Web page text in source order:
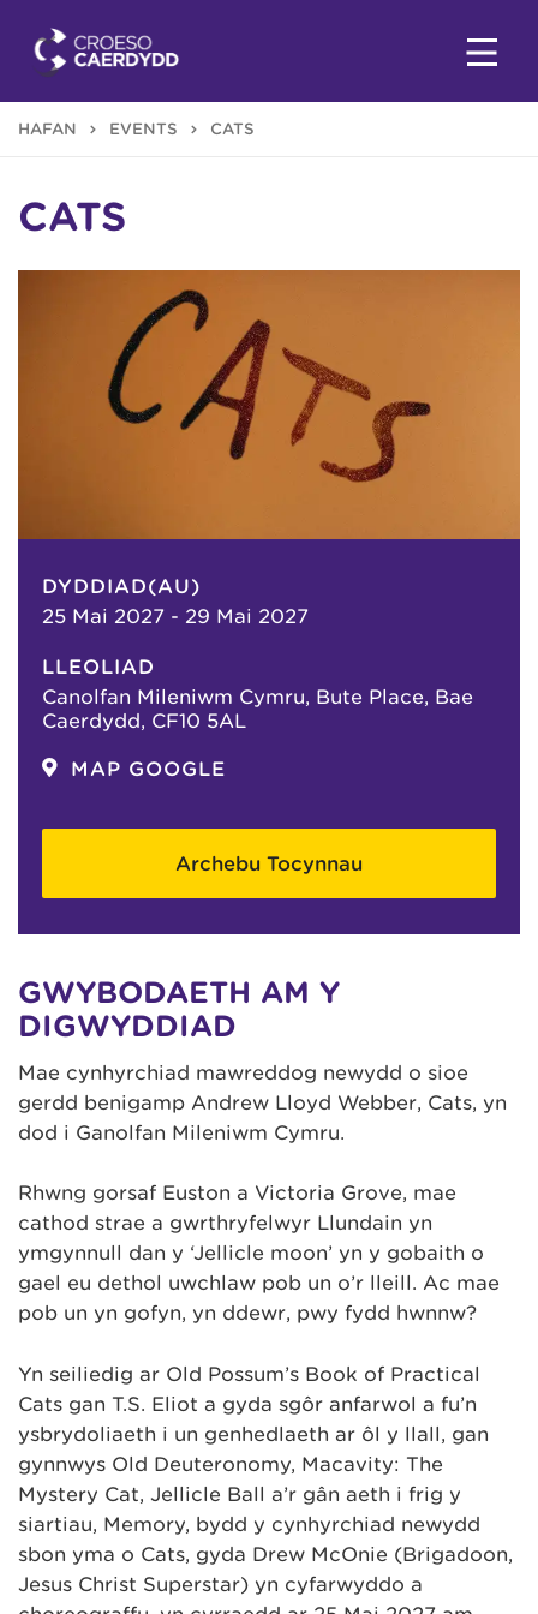
HAFAN EVENTS CATS
CATS
DYDDIAD(AU)
25 Mai 2027 - 29 Mai 2027
LLEOLIAD
Canolfan Mileniwm Cymru, Bute Place, Bae
Caerdydd, CF10 5AL
MAP GOOGLE
Archebu Tocynnau
GWYBODAETH AM Y
DIGWYDDIAD
Mae cynhyrchiad mawreddog newydd o sioe
gerdd benigamp Andrew Lloyd Webber, Cats, yn
dod i Ganolfan Mileniwm Cymru.
Rhwng gorsaf Euston a Victoria Grove, mae
cathod strae a gwrthryfelwyr Llundain yn
ymgynnull dan y ‘Jellicle moon’ yn y gobaith o
gael eu dethol uwchlaw pob un o’r lleill. Ac mae
pob un yn gofyn, yn ddewr, pwy fydd hwnnw?
Yn seiliedig ar Old Possum’s Book of Practical
Cats gan T.S. Eliot a gyda sgôr anfarwol a fu’n
ysbrydoliaeth i un genhedlaeth ar ôl y llall, gan
gynnwys Old Deuteronomy, Macavity: The
Mystery Cat, Jellicle Ball a’r gân aeth i frig y
siartiau, Memory, bydd y cynhyrchiad newydd
sbon yma o Cats, gyda Drew McOnie (Brigadoon,
Jesus Christ Superstar) yn cyfarwyddo a